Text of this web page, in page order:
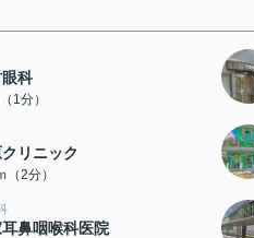
眼科
1分）
リニック
（2分）
鼻咽喉科医院